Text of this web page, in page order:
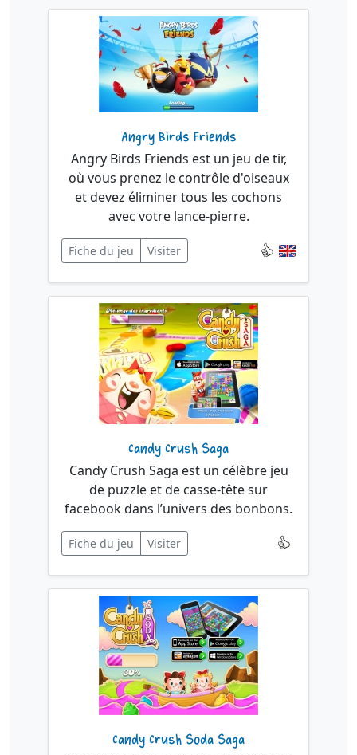
Angry Birds Friends
Angry Birds Friends est un jeu de tir,
où vous prenez le contrôle d'oiseaux
et devez éliminer tous les cochons
avec votre lance-pierre.
Fiche du jeu Visiter
Candy Crush Saga
Candy Crush Saga est un célèbre jeu
de puzzle et de casse-tête sur
facebook dans l’univers des bonbons.
Fiche du jeu Visiter
Candy Crush Soda Saga